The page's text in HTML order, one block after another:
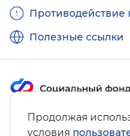
Продолжая
условия
Противодействие
Полезные ссылки
Карта сайта